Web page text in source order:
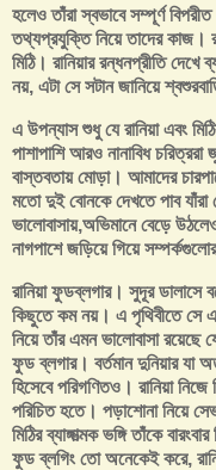
হলেও তাঁরা স্বভাবে সম্পূর্ণ
তথ্যপ্রযুক্তি নিয়ে তাদের কাজ‌।
মিঠি। রানিয়ার রন্ধনপ্রীতি
নয়, এটা সে সটান জানিয়ে
এ উপন্যাস শুধু যে রানিয়া এবং
পাশাপাশি আরও নানাবিধ
বাস্তবতায় মোড়া। আমাদের
মতো দুই বোনকে দেখতে পাব যাঁরা
ভালোবাসায়,অভিমানে বেড়ে
নাগপাশে জড়িয়ে গিয়ে সম্পর্কগুলোর
রানিয়া ফুডব্লগার। সুদূর
কিছুতে কম নয়। এ পৃথিবীতে সে
নিয়ে তাঁর এমন ভালোবাসা রয়েছে
ফুড ব্লগার। বর্তমান দুনিয়ার যা
হিসেবে পরিগণিতও। রানিয়া নিজে
পরিচিত হতে। পড়াশোনা নিয়ে
মিঠির ব্যাঙ্গাত্মক ভঙ্গি তাঁকে
ফুড ব্লগিং তো অনেকেই করে,